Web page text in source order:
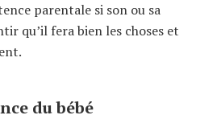
parentale si son ou sa
qu’il fera bien les choses et
du bébé